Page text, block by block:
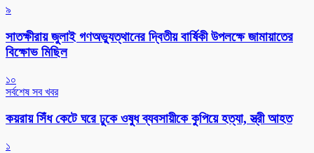
৯
সাতক্ষীরায় জুলাই গণঅভ্যুত্থানের দ্বিতীয় বার্ষিকী উপলক্ষে জামায়াতের
বিক্ষোভ মিছিল
১০
সর্বশেষ সব খবর
কয়রায় সিঁধ কেটে ঘরে ঢুকে ওষুধ ব্যবসায়ীকে কুপিয়ে হত্যা, স্ত্রী আহত
১